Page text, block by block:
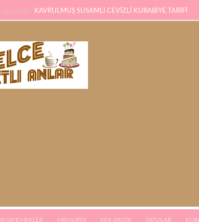
23 Jul 2026 KAVRULMUŞ SUSAMLI CEVİZLİ KURABİYE TARİFİ
ANAYEMEKLER HAMURIŞI KEK-PASTA TATLILAR